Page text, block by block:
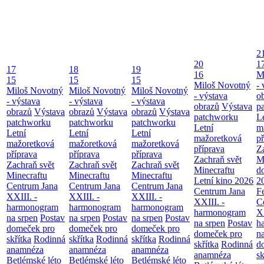
17
15
Miloš Novotný
- výstava
obrazů Výstava
patchworku
Letní
mažoretková
příprava
Zachraň svět
Minecraftu
Centrum Jana
XXIII. -
harmonogram
na srpen Postav
domeček pro
skřítka Rodinná
anamnéza
Betlémské léto
18
15
Miloš Novotný
- výstava
obrazů Výstava
patchworku
Letní
mažoretková
příprava
Zachraň svět
Minecraftu
Centrum Jana
XXIII. -
harmonogram
na srpen Postav
domeček pro
skřítka Rodinná
anamnéza
Betlémské léto
19
15
Miloš Novotný
- výstava
obrazů Výstava
patchworku
Letní
mažoretková
příprava
Zachraň svět
Minecraftu
Centrum Jana
XXIII. -
harmonogram
na srpen Postav
domeček pro
skřítka Rodinná
anamnéza
Betlémské léto
20
16
Miloš Novotný
- výstava
obrazů Výstava
patchworku
Letní
mažoretková
příprava
Zachraň svět
Minecraftu
Letní kino 2026
Centrum Jana
XXIII. -
harmonogram
na srpen Postav
domeček pro
skřítka Rodinná
anamnéza
-